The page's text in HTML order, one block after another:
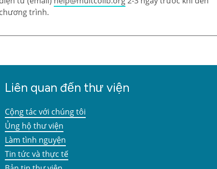
trình.
Liên quan đến thư viện
Cộng tác với chúng tôi
Ủng hộ thư viện
Làm tình nguyện
Tin tức và thực tế